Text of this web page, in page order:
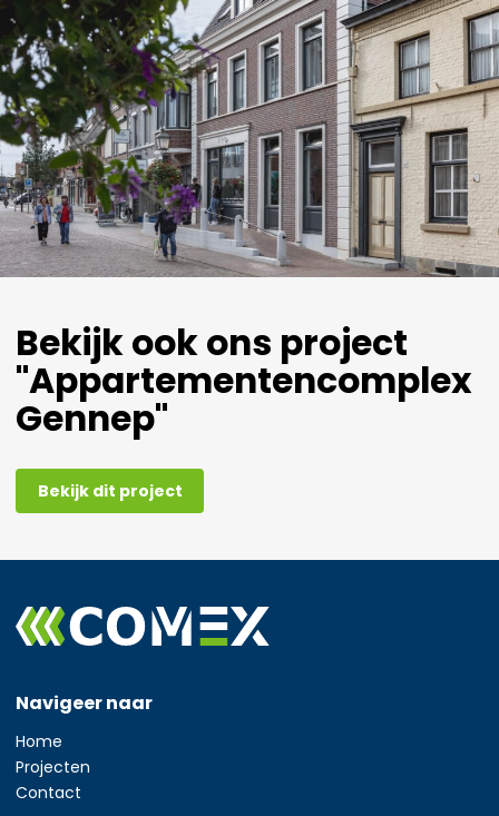
Bekijk ook ons project
"Appartementencomplex
Gennep"
Bekijk dit project
Navigeer naar
Home
Projecten
Contact